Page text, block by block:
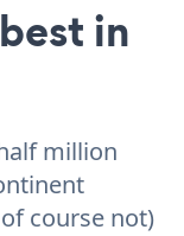
in
million
course not)